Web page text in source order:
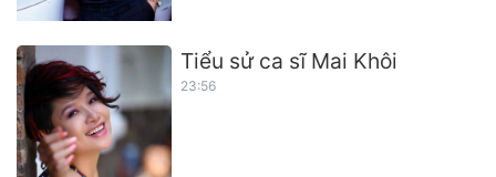
Tiểu sử ca sĩ Mai Khôi
23:56